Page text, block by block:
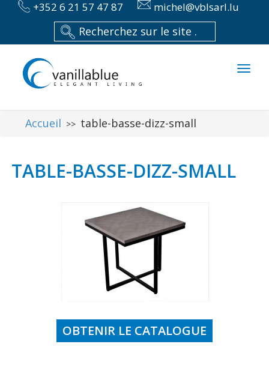
+352 6 21 57 47 87 michel@vblsarl.lu
Accueil >> table-basse-dizz-small
TABLE-BASSE-DIZZ-SMALL
OBTENIR LE CATALOGUE